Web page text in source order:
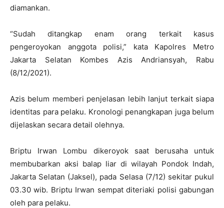
diamankan.
“Sudah ditangkap enam orang terkait kasus
pengeroyokan anggota polisi,” kata Kapolres Metro
Jakarta Selatan Kombes Azis Andriansyah, Rabu
(8/12/2021).
Azis belum memberi penjelasan lebih lanjut terkait siapa
identitas para pelaku. Kronologi penangkapan juga belum
dijelaskan secara detail olehnya.
Briptu Irwan Lombu dikeroyok saat berusaha untuk
membubarkan aksi balap liar di wilayah Pondok Indah,
Jakarta Selatan (Jaksel), pada Selasa (7/12) sekitar pukul
03.30 wib. Briptu Irwan sempat diteriaki polisi gabungan
oleh para pelaku.